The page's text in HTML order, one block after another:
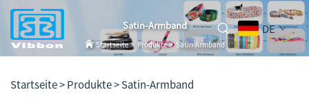
DE
Satin-Armband
Startseite> Produkte> Satin-Armband
Startseite >Produkte>Satin-Armband